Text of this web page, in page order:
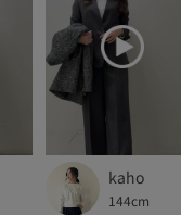
kaho
144cm